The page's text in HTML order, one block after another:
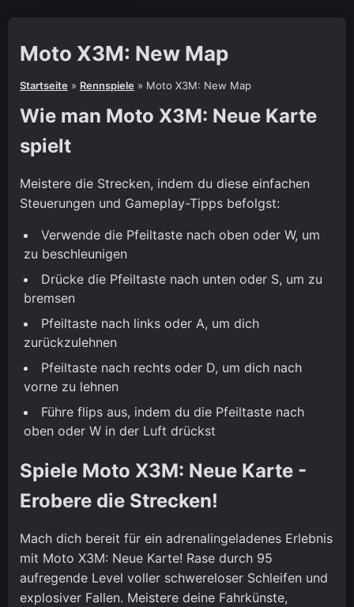
Moto X3M: New Map
Startseite » Rennspiele » Moto X3M: New Map
Wie man Moto X3M: Neue Karte
spielt
Meistere die Strecken, indem du diese einfachen
Steuerungen und Gameplay-Tipps befolgst:
Verwende die Pfeiltaste nach oben oder W, um
zu beschleunigen
Drücke die Pfeiltaste nach unten oder S, um zu
bremsen
Pfeiltaste nach links oder A, um dich
zurückzulehnen
Pfeiltaste nach rechts oder D, um dich nach
vorne zu lehnen
Führe flips aus, indem du die Pfeiltaste nach
oben oder W in der Luft drückst
Spiele Moto X3M: Neue Karte -
Erobere die Strecken!
Mach dich bereit für ein adrenalingeladenes Erlebnis
mit Moto X3M: Neue Karte! Rase durch 95
aufregende Level voller schwereloser Schleifen und
explosiver Fallen. Meistere deine Fahrkünste,